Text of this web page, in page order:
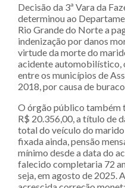
Decisão da 3ª Vara da
determinou ao
Rio Grande do Norte a
indenização por danos
virtude da morte do
acidente automobilístico,
entre os municípios de
2018, por causa de
O órgão público também
R$ 20.356,00, a título de
total do veículo do
fixada ainda, pensão
mínimo desde a data do
falecido completaria 72
seja, em agosto de 2025.